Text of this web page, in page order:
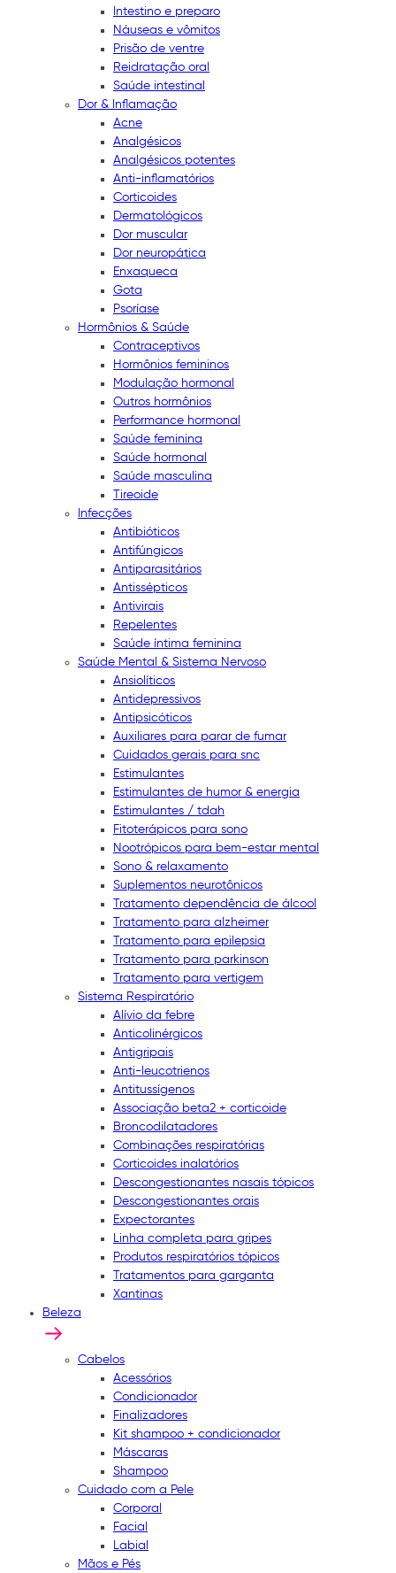
Intestino e preparo
Náuseas e vômitos
Prisão de ventre
Reidratação oral
Saúde intestinal
Dor & Inflamação
Acne
Analgésicos
Analgésicos potentes
Anti-inflamatórios
Corticoides
Dermatológicos
Dor muscular
Dor neuropática
Enxaqueca
Gota
Psoríase
Hormônios & Saúde
Contraceptivos
Hormônios femininos
Modulação hormonal
Outros hormônios
Performance hormonal
Saúde feminina
Saúde hormonal
Saúde masculina
Tireoide
Infecções
Antibióticos
Antifúngicos
Antiparasitários
Antissépticos
Antivirais
Repelentes
Saúde íntima feminina
Saúde Mental & Sistema Nervoso
Ansiolíticos
Antidepressivos
Antipsicóticos
Auxiliares para parar de fumar
Cuidados gerais para snc
Estimulantes
Estimulantes de humor & energia
Estimulantes / tdah
Fitoterápicos para sono
Nootrópicos para bem-estar mental
Sono & relaxamento
Suplementos neurotônicos
Tratamento dependência de álcool
Tratamento para alzheimer
Tratamento para epilepsia
Tratamento para parkinson
Tratamento para vertigem
Sistema Respiratório
Alívio da febre
Anticolinérgicos
Antigripais
Anti-leucotrienos
Antitussígenos
Associação beta2 + corticoide
Broncodilatadores
Combinações respiratórias
Corticoides inalatórios
Descongestionantes nasais tópicos
Descongestionantes orais
Expectorantes
Linha completa para gripes
Produtos respiratórios tópicos
Tratamentos para garganta
Xantinas
Beleza
Cabelos
Acessórios
Condicionador
Finalizadores
Kit shampoo + condicionador
Máscaras
Shampoo
Cuidado com a Pele
Corporal
Facial
Labial
Mãos e Pés